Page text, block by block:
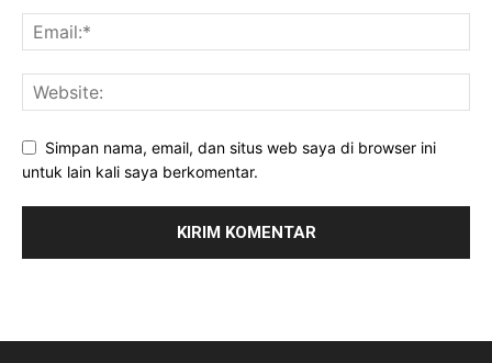
Simpan nama, email, dan situs web saya di browser ini
untuk lain kali saya berkomentar.